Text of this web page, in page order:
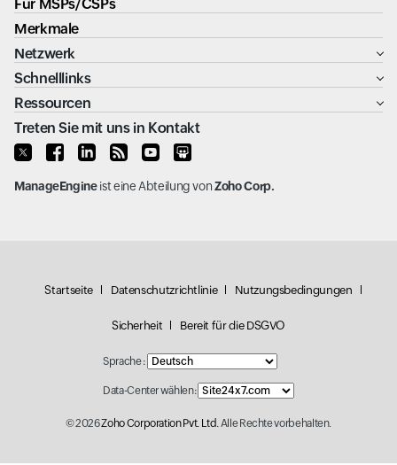
Für MSPs/CSPs
Merkmale
Netzwerk
Schnelllinks
Ressourcen
Treten Sie mit uns in Kontakt
ManageEngineist eine Abteilung vonZoho Corp.
Startseite Datenschutzrichtlinie Nutzungsbedingungen
Sicherheit Bereit für die DSGVO
Sprache :
Data-Center wählen:
© 2026Zoho Corporation Pvt. Ltd.Alle Rechte vorbehalten.